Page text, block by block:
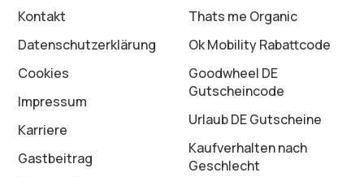
Kontakt
Datenschutz­erklärung
Cookies
Impressum
Karriere
Gastbeitrag
Thats me Organic
Ok Mobility Rabattcode
Goodwheel DE
Gutscheincode
Urlaub DE Gutscheine
Kaufverhalten nach
Geschlecht